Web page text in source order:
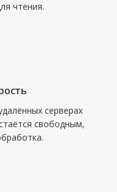
чтения.
серверах
свободным,